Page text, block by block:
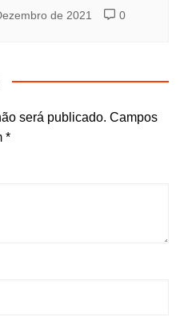
de 2021 0
será publicado. Campos
*